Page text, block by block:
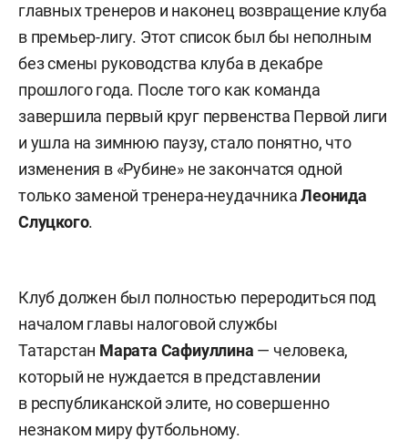
главных тренеров и наконец возвращение клуба
в премьер-лигу. Этот список был бы неполным
без смены руководства клуба в декабре
прошлого года. После того как команда
завершила первый круг первенства Первой лиги
и ушла на зимнюю паузу, стало понятно, что
изменения в «Рубине» не закончатся одной
только заменой тренера-неудачникаЛеонида
Слуцкого.
Клуб должен был полностью переродиться под
началом главы налоговой службы
Татарстан Марата Сафиуллина — человека,
который не нуждается в представлении
в республиканской элите, но совершенно
незнаком миру футбольному.